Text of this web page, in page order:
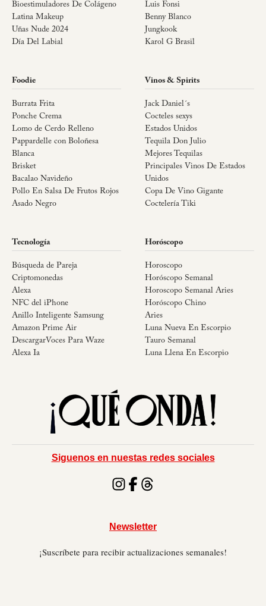
Bioestimuladores De Colágeno
Latina Makeup
Uñas Nude 2024
Día Del Labial
Luis Fonsi
Benny Blanco
Jungkook
Karol G Brasil
Foodie
Burrata Frita
Ponche Crema
Lomo de Cerdo Relleno
Pappardelle con Boloñesa
Blanca
Brisket
Bacalao Navideño
Pollo En Salsa De Frutos Rojos
Asado Negro
Vinos & Spirits
Jack Daniel´s
Cocteles sexys
Estados Unidos
Tequila Don Julio
Mejores Tequilas
Principales Vinos De Estados
Unidos
Copa De Vino Gigante
Coctelería Tiki
Tecnología
Búsqueda de Pareja
Criptomonedas
Alexa
NFC del iPhone
Anillo Inteligente Samsung
Amazon Prime Air
DescargarVoces Para Waze
Alexa Ia
Horóscopo
Horoscopo
Horóscopo Semanal
Horoscopo Semanal Aries
Horóscopo Chino
Aries
Luna Nueva En Escorpio
Tauro Semanal
Luna Llena En Escorpio
Siguenos en nuestas redes sociales
Newsletter
¡Suscríbete para recibir actualizaciones semanales!